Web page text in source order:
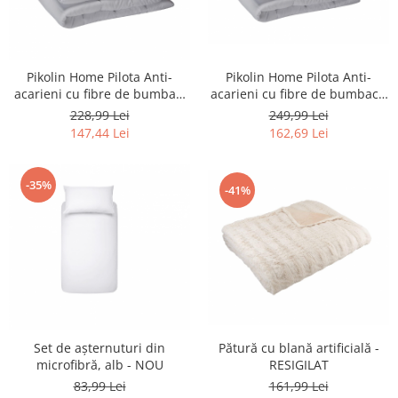
Igiena si ingrijire
Jucarii si Jocuri
Petshop
Acvaristica
Igiena animale de companie
Mobila si transport animale de
companie
Componente PC
Consumabile
Pikolin Home Pilota Anti-
acarieni cu fibre de bumbac,
alb - NOU
228,99 Lei
147,44 Lei
Pikolin Home Pilota Anti-
acarieni cu fibre de bumbac -
NOU
249,99 Lei
162,69 Lei
-35%
Set de așternuturi din
microfibră, alb - NOU
83,99 Lei
-41%
Pătură cu blană artificială -
RESIGILAT
161,99 Lei